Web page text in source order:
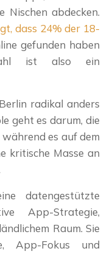
Nischen abdecken.
dass 24% der 18-
gefunden haben
ist also ein
radikal anders
geht es darum, die
es auf dem
kritische Masse an
datengestützte
App-Strategie,
Raum. Sie
App-Fokus und